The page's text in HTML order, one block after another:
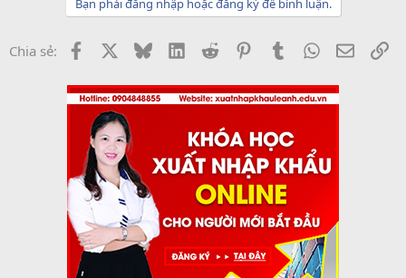
Bạn phải đăng nhập hoặc đăng ký để bình luận.
Chia sẻ: Facebook BlueskyLinkedInReddit PinterestTumblrWhatsApp
Email